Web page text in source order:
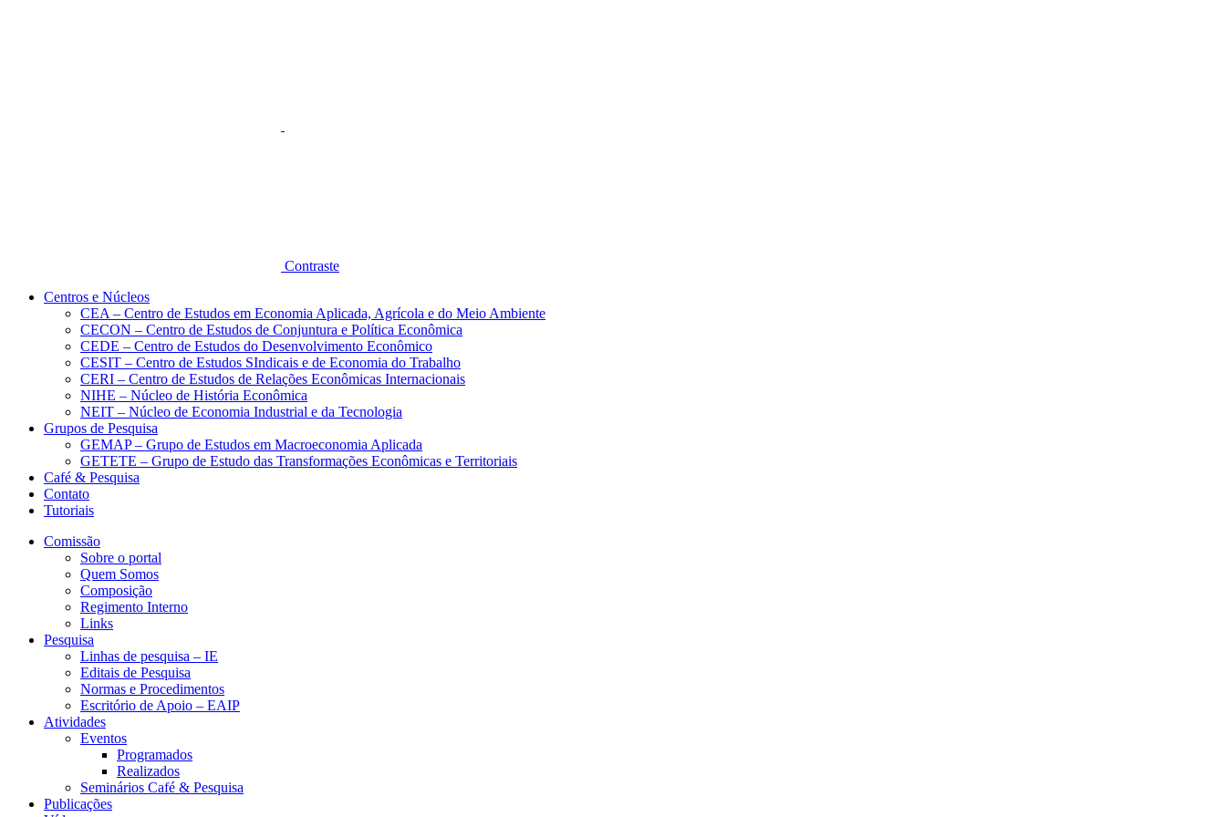
Contraste
Centros e Núcleos
CEA – Centro de Estudos em Economia Aplicada, Agrícola e do Meio Ambiente
CECON – Centro de Estudos de Conjuntura e Política Econômica
CEDE – Centro de Estudos do Desenvolvimento Econômico
CESIT – Centro de Estudos SIndicais e de Economia do Trabalho
CERI – Centro de Estudos de Relações Econômicas Internacionais
NIHE – Núcleo de História Econômica
NEIT – Núcleo de Economia Industrial e da Tecnologia
Grupos de Pesquisa
GEMAP – Grupo de Estudos em Macroeconomia Aplicada
GETETE – Grupo de Estudo das Transformações Econômicas e Territoriais
Café & Pesquisa
Contato
Tutoriais
Comissão
Sobre o portal
Quem Somos
Composição
Regimento Interno
Links
Pesquisa
Linhas de pesquisa – IE
Editais de Pesquisa
Normas e Procedimentos
Escritório de Apoio – EAIP
Atividades
Eventos
Programados
Realizados
Seminários Café & Pesquisa
Publicações